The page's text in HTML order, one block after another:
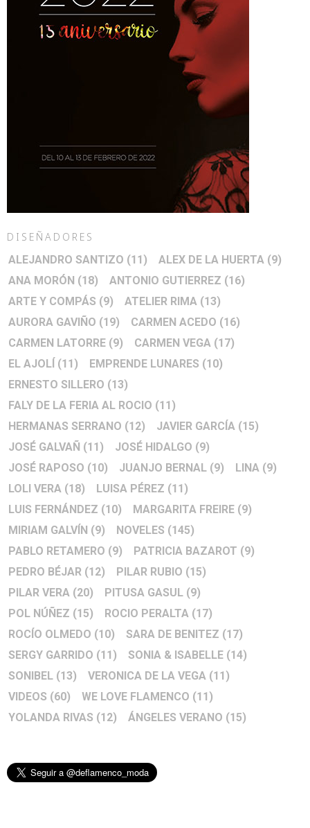
DISEÑADORES
ALEJANDRO SANTIZO (11) ALEX DE LA HUERTA (9)
ANA MORÓN (18) ANTONIO GUTIERREZ (16)
ARTE Y COMPÁS (9) ATELIER RIMA (13)
AURORA GAVIÑO (19) CARMEN ACEDO (16)
CARMEN LATORRE (9) CARMEN VEGA (17)
EL AJOLÍ (11) EMPRENDE LUNARES (10)
ERNESTO SILLERO (13)
FALY DE LA FERIA AL ROCIO (11)
HERMANAS SERRANO (12) JAVIER GARCÍA (15)
JOSÉ GALVAÑ (11) JOSÉ HIDALGO (9)
JOSÉ RAPOSO (10) JUANJO BERNAL (9) LINA (9)
LOLI VERA (18) LUISA PÉREZ (11)
LUIS FERNÁNDEZ (10) MARGARITA FREIRE (9)
MIRIAM GALVÍN (9) NOVELES (145)
PABLO RETAMERO (9) PATRICIA BAZAROT (9)
PEDRO BÉJAR (12) PILAR RUBIO (15)
PILAR VERA (20) PITUSA GASUL (9)
POL NÚÑEZ (15) ROCIO PERALTA (17)
ROCÍO OLMEDO (10) SARA DE BENITEZ (17)
SERGY GARRIDO (11) SONIA & ISABELLE (14)
SONIBEL (13) VERONICA DE LA VEGA (11)
VIDEOS (60) WE LOVE FLAMENCO (11)
YOLANDA RIVAS (12) ÁNGELES VERANO (15)